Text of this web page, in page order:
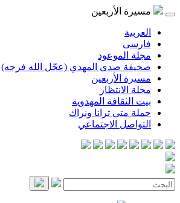
مسيرة الأربعين
العربية
فارسی
مجلة الموعود
صحيفة صدى المهدي (عجّل الله فرجه)
مسيرة الأربعين
مجلة الانتظار
بيت الثقافة المهدوية
حملة متى ترانا ونراك
التواصل الاجتماعي